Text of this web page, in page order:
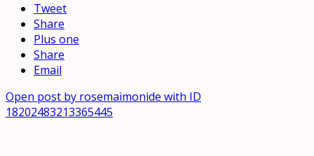
Tweet
Share
Plus one
Share
Email
Open post by rosemaimonide with ID
18202483213365445